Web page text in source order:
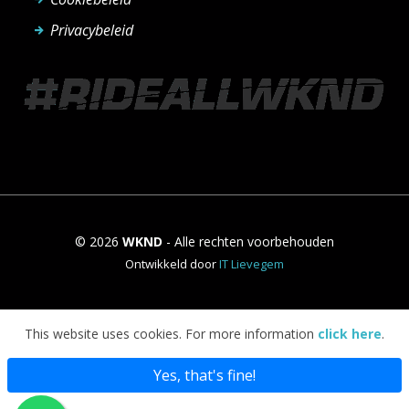
Privacybeleid
© 2026 WKND - Alle rechten voorbehouden
Ontwikkeld doorIT Lievegem
This website uses cookies. For more information click here.
Yes, that's fine!